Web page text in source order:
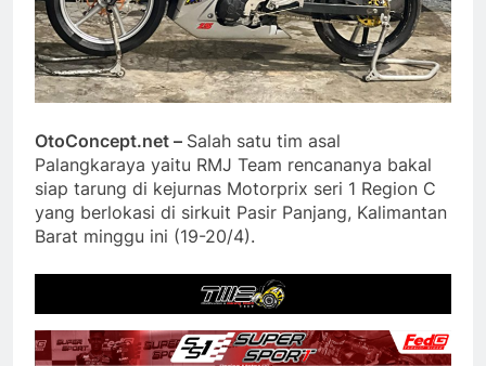
OtoConcept.net – Salah satu tim asal
Palangkaraya yaitu RMJ Team rencananya bakal
siap tarung di kejurnas Motorprix seri 1 Region C
yang berlokasi di sirkuit Pasir Panjang, Kalimantan
Barat minggu ini (19-20/4).